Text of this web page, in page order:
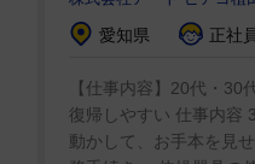
愛知県 正社
【仕事内容】20代・
復帰しやすい 仕事内容
動かして、お手本を見